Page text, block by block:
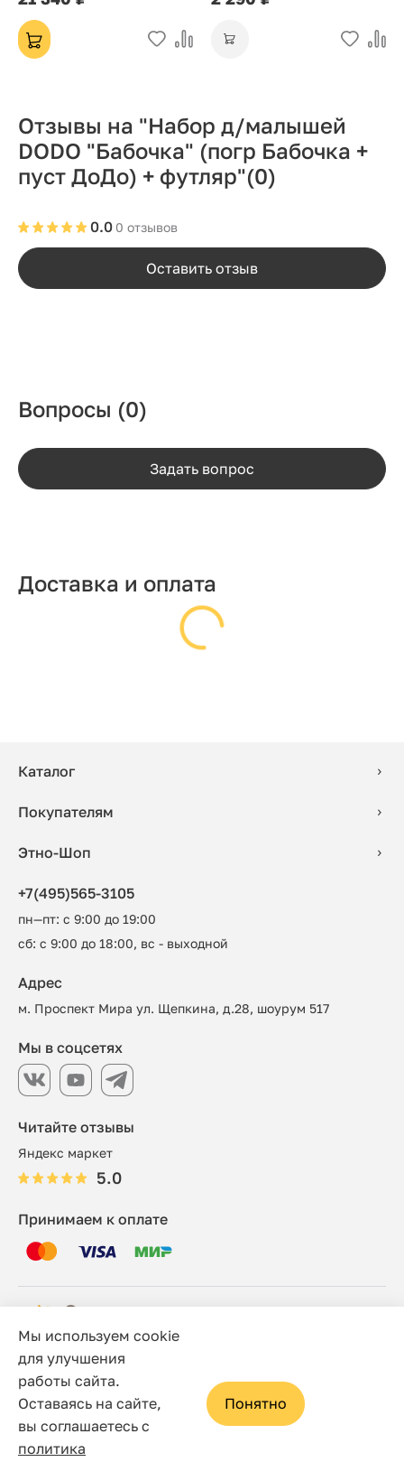
Отзывы на "Набор д/малышей
DODO "Бабочка" (погр Бабочка +
пуст ДоДо) + футляр"(0)
0 отзывов
0.0
Оставить отзыв
Вопросы (0)
Задать вопрос
Доставка и оплата
Каталог
Покупателям
Этно-Шоп
+7(495)565-3105
пн—пт: с 9:00 до 19:00
сб: с 9:00 до 18:00, вс - выходной
Читайте отзывы
Яндекс маркет
5.0
Адрес
м. Проспект Мира ул. Щепкина, д.28, шоурум 517
Принимаем к оплате
Мы в соцсетях
© 2006 - 2026 Этно-шоп, Интернет-магазин
Политика конфиденциальности
Сайт носит исключительно информационный характер, и
ни при каких условиях не является публичной офертой,
определяемой положениями статьи 437(2) Гражданского
Мы используем cookie
для улучшения
работы сайта.
Оставаясь на сайте,
вы соглашаетесь с
политика
Понятно